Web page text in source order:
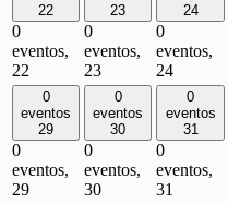
22
0
eventos,
22
23
0
eventos,
23
24
0
eventos,
24
0
eventos
29
0
eventos,
29
0
eventos
30
0
eventos,
30
0
eventos
31
0
eventos,
31